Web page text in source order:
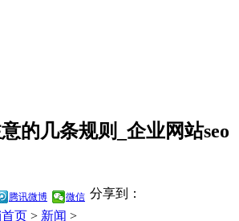
的几条规则_企业网站seo
分享到：
腾讯微博 微信
页 > 新闻 >